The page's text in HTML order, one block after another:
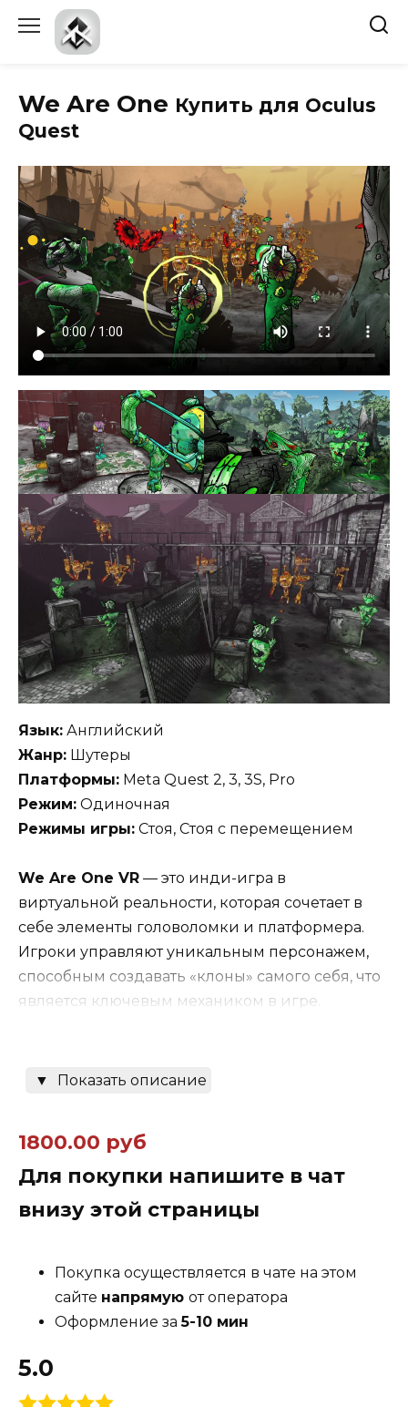
Перейти
содержанию
We Are One Купить для Oculus
Quest
Язык: Английский
Жанр: Шутеры
Платформы: Meta Quest 2, 3, 3S, Pro
Режим: Одиночная
Режимы игры: Стоя, Стоя с перемещением
We Are One VR — это инди-игра в
виртуальной реальности, которая сочетает в
себе элементы головоломки и платформера.
Игроки управляют уникальным персонажем,
способным создавать «клоны» самого себя, что
является ключевым механиком в игре.
Основные аспекты игры
повторяют действия оригинального
персонажа. Это позволяет решать головоломки
несколькими «я» одновременно.
Головоломки: Игра предлагает разнообразные
уровни с уникальными задачами, которые
стратегическое мышление. Клоны помогают
взаимодействовать с объектами в таких
▼ Показать описание
1800.00 руб
Для покупки напишите в чат
внизу этой страницы
Покупка осуществляется в чате на этом
сайте напрямую от оператора
Оформление за5-10 мин
5.0